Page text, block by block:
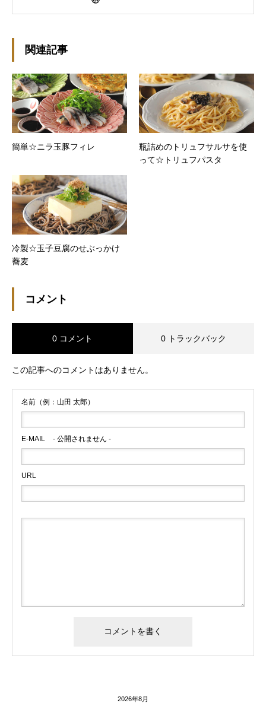
関連記事
簡単☆ニラ玉豚フィレ
瓶詰めのトリュフサルサを使
って☆トリュフパスタ
冷製☆玉子豆腐のせぶっかけ
蕎麦
コメント
0 コメント 0 トラックバック
この記事へのコメントはありません。
名前（例：山田 太郎）
E-MAIL - 公開されません -
URL
2026年8月